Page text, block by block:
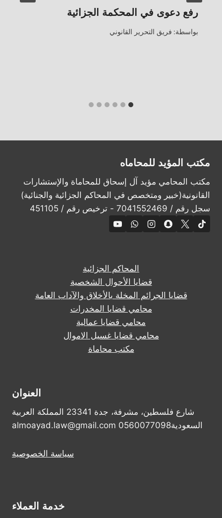
رفع دعوى في المحكمة الجزائية
بواسطة: فريق التحرير القانوني
مكتب المؤيد للمحاماه
مكتب المحامي مؤيد آل إسحاق للمحاماة والإستشارات
القانونية(خبير ومتخصص في المحاكم الجزائية والجنائية)
سجل رقم / 7041552469 - ترخيص رقم / 451105
المحاكم الجزائية
قضايا الأحوال الشخصية
قضايا الجرائم المخلة بالأخلاق والآداب العامة
محامي قضايا المخدرات
محامي قضايا عمالية
محامي قضايا غسيل الاموال
مكتب محاماة
العنوان
شارع فلسطين، مشرفة، جدة 23341 المملكة العربية
السعودية0560077098 almoayad.law@gmail.com
سياسة الخصوصية
خدمة العملاء